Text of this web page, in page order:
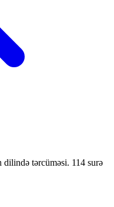
tərcüməsi. 114 surə